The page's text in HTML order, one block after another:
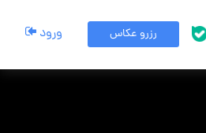
رزرو عکاس ورود